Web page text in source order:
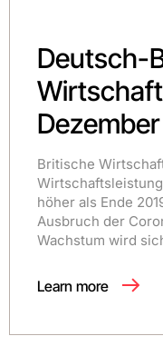
Deutsch-
Britische
höher als Ende
Ausbruch der
Wachstum wird
Learn more